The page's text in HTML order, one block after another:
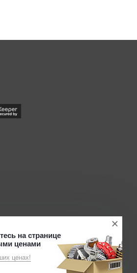
на странице
ценами
ценах!
Поддержка сайта ADN